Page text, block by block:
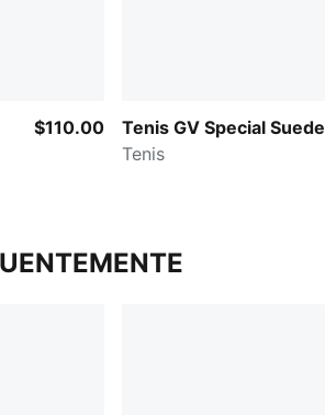
$110.00
Tenis GV Special Suede
Tenis